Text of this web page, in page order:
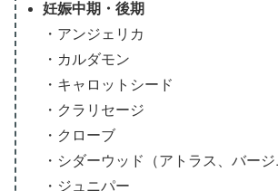
妊娠中期・後期
・アンジェリカ
・カルダモン
・キャロットシード
・クラリセージ
・クローブ
・シダーウッド（アトラス、バージ
・ジュニパー